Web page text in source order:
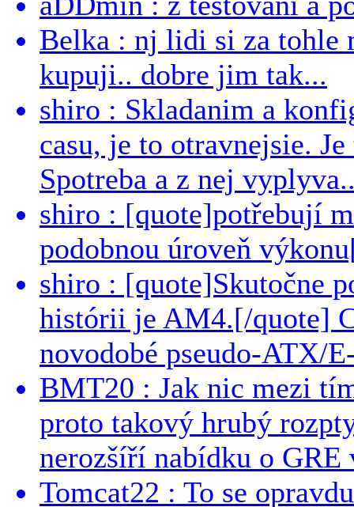
Belka : nj lidi si za tohle
kupuji.. dobre jim tak...
shiro : Skladanim a
casu, je to otravnejsie.
Spotreba a z nej
shiro : [quote]potřebují
podobnou úroveň
shiro : [quote]Skutočne
histórii je AM4.[/quote]
novodobé pseudo-ATX/
BMT20 : Jak nic mezi
proto takový hrubý
nerozšíří nabídku o GRE
Tomcat22 : To se